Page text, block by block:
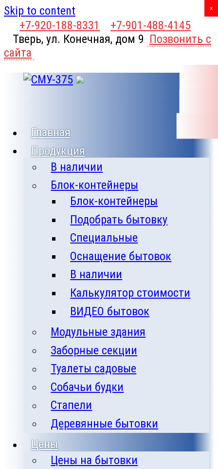
Skip to content
+7-920-188-8331
+7-901-488-4145
Тверь, ул. Конечная, дом 9 Позвонить с
сайта
Главная
Продукция
В наличии
Блок-контейнеры
Блок-контейнеры
Подобрать бытовку
Специальные
Оснащение бытовок
В наличии
Калькулятор стоимости
ВИДЕО бытовок
Модульные здания
Заборные секции
Туалеты садовые
Собачьи будки
Стапели
Деревянные бытовки
Цены
Цены на бытовки
X
×